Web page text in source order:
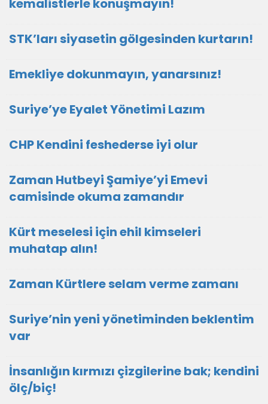
kemalistlerle konuşmayın!
STK’ları siyasetin gölgesinden kurtarın!
Emekliye dokunmayın, yanarsınız!
Suriye’ye Eyalet Yönetimi Lazım
CHP Kendini feshederse iyi olur
Zaman Hutbeyi Şamiye’yi Emevi
camisinde okuma zamandır
Kürt meselesi için ehil kimseleri
muhatap alın!
Zaman Kürtlere selam verme zamanı
Suriye’nin yeni yönetiminden beklentim
var
İnsanlığın kırmızı çizgilerine bak; kendini
ölç/biç!